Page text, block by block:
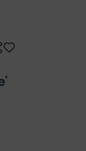
Odober do